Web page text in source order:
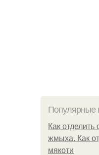
Популярные
Как
жмыха. Как
мякоти